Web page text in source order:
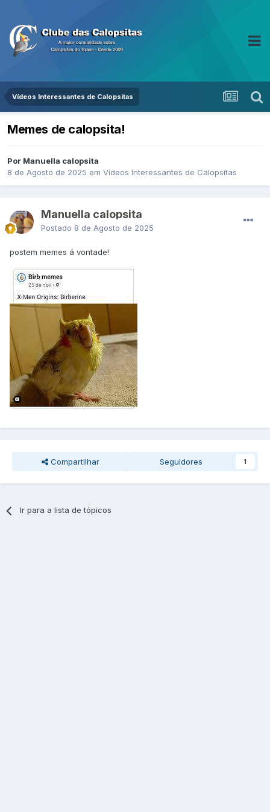
Vídeos Interessantes de Calopsitas
Memes de calopsita!
Por Manuella calopsita
8 de Agosto de 2025 em Vídeos Interessantes de Calopsitas
Manuella calopsita
Postado 8 de Agosto de 2025
postem memes á vontade!
Compartilhar Seguidores 1
Ir para a lista de tópicos